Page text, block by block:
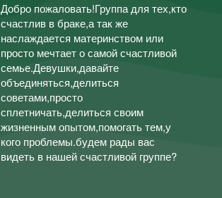
Добро пожаловать!Группа для тех,кто
счастлив в браке,а так же
наслаждается материнством или
просто мечтает о самой счастливой
семье.Девушки,давайте
объединяться,делиться
советами,просто
сплетничать,делиться своим
жизненным опытом,помогать тем,у
кого проблемы.будем рады вас
видеть в нашей счастливой группе?